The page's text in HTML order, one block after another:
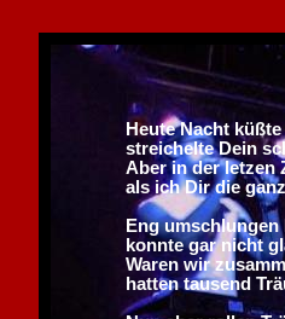
Heute Nacht
streichelte Dein
Aber in der letzen
als ich Dir die
Eng
konnte gar nicht
Waren wir
hatten tausend